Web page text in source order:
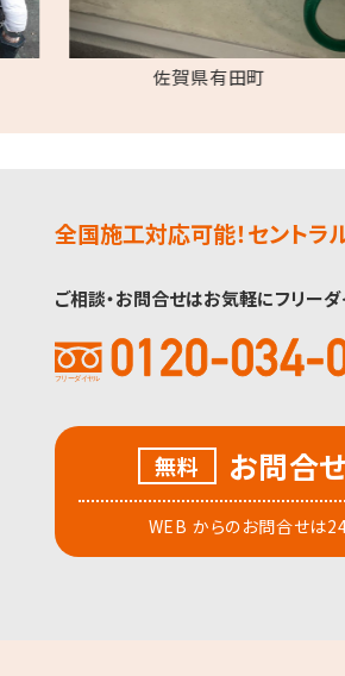
佐賀県有田町
全国施工対応可能！セントラ
ご相談・お問合せはお気軽にフリーダ
無料 お問合
WEB からのお問合せは